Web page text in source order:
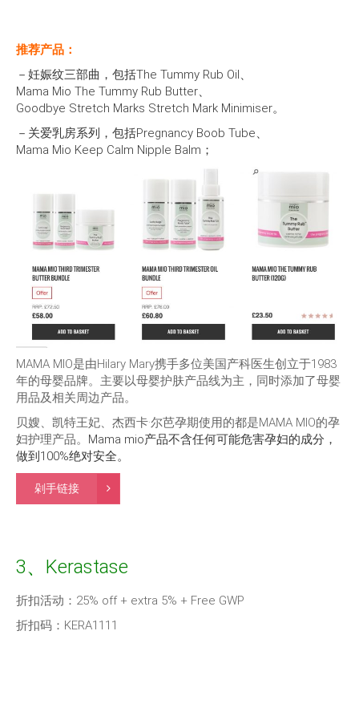
推荐产品：
－妊娠纹三部曲，包括The Tummy Rub Oil、
Mama Mio The Tummy Rub Butter、
Goodbye Stretch Marks Stretch Mark Minimiser。
－关爱乳房系列，包括Pregnancy Boob Tube、
Mama Mio Keep Calm Nipple Balm；
MAMA MIO是由Hilary Mary携手多位美国产科医生创立于1983
年的母婴品牌。主要以母婴护肤产品线为主，同时添加了母婴
用品及相关周边产品。
贝嫂、凯特王妃、杰西卡·尔芭孕期使用的都是MAMA MIO的孕
妇护理产品。
Mama mio产品不含任何可能危害孕妇的成分 ，
做到100%绝对安全。
剁手链接
3、Kerastase
折扣活动：25% off + extra 5% + Free GWP
折扣码：KERA1111